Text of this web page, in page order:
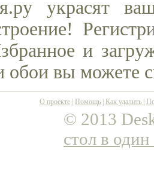
украсят
и
обои вы можете
О проекте Помощь Как удалить
© 2013
стол в